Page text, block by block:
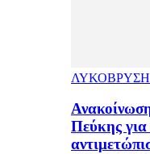
Πεύκης